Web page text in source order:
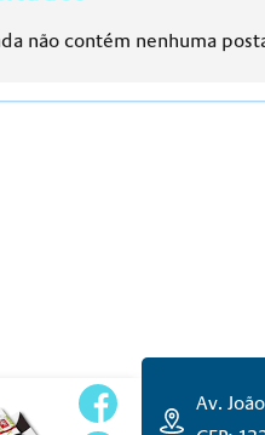
não contém nenhuma
Av.